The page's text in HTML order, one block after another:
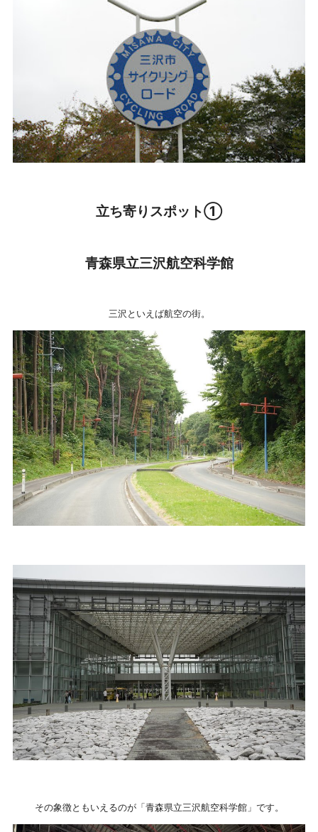
立ち寄りスポット①
青森県立三沢航空科学館
三沢といえば航空の街。
その象徴ともいえるのが「青森県立三沢航空科学館」です。